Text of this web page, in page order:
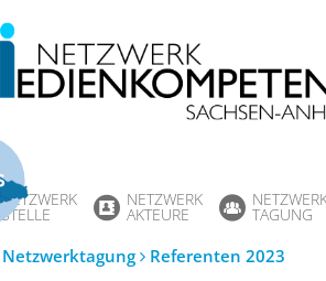
NETZWERK
STELLE
NETZWERK
AKTEURE TAGUNG
Netzwerktagung Referenten 2023